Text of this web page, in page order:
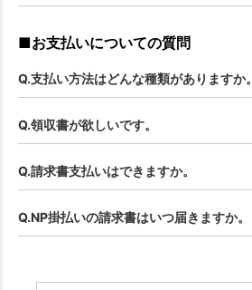
■お支払いについての質問
Q.支払い方法はどんな種類がありますか。
Q.領収書が欲しいです。
Q.請求書支払いはできますか。
Q.NP掛払いの請求書はいつ届きますか。